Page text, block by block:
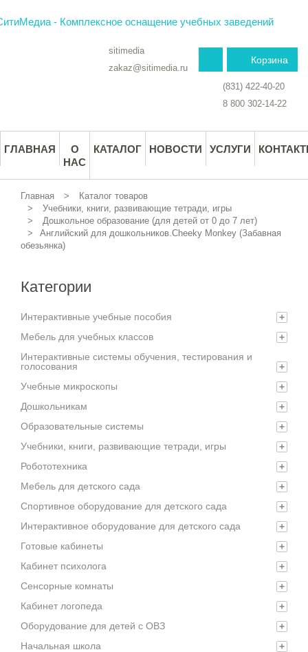
Корзина
sitimedia
zakaz@sitimedia.ru
(831) 422-40-20
8 800 302-14-22
ГЛАВНАЯ
О
НАС
КАТАЛОГ НОВОСТИ УСЛУГИ
Главная
Каталог товаров
Учебники, книги, развивающие тетради, игры
Дошкольное образование (для детей от 0 до 7 лет)
Английский для дошкольников.Cheeky Monkey (Забавная
обезьянка)
Категории
Интерактивные учебные пособия
+
Мебель для учебных классов
+
Интерактивные системы обучения, тестирования и
голосования
+
Учебные микроскопы
+
Дошкольникам
+
Образовательные системы
+
Учебники, книги, развивающие тетради, игры
+
Робототехника
+
Мебель для детского сада
+
Спортивное оборудование для детского сада
+
Интерактивное оборудование для детского сада
+
Готовые кабинеты
+
Кабинет психолога
+
Сенсорные комнаты
+
Кабинет логопеда
+
Оборудование для детей с ОВЗ
+
Начальная школа
+